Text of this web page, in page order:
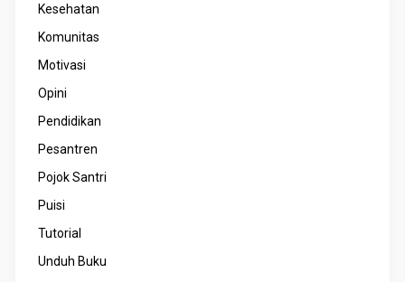
Kesehatan
Komunitas
Motivasi
Opini
Pendidikan
Pesantren
Pojok Santri
Puisi
Tutorial
Unduh Buku